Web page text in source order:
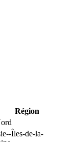
Région
Îles-de-la-